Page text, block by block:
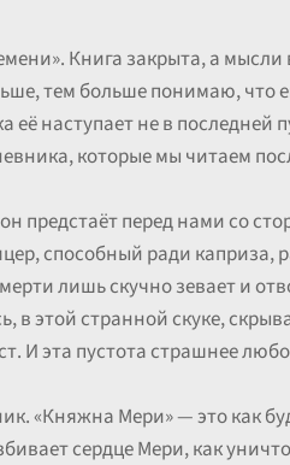
Книга закрыта, а мысли
тем больше понимаю, что
наступает не в последней
которые мы читаем
предстаёт перед нами со
способный ради каприза,
лишь скучно зевает и
в этой странной скуке,
И эта пустота страшнее
«Княжна Мери» — это как
сердце Мери, как